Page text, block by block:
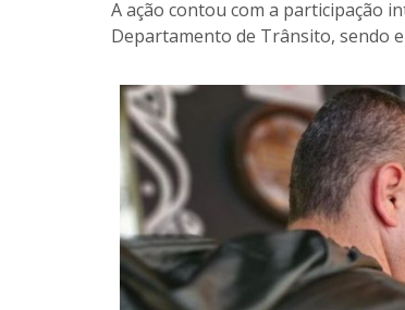
A ação contou com a participação
Departamento de Trânsito, sendo